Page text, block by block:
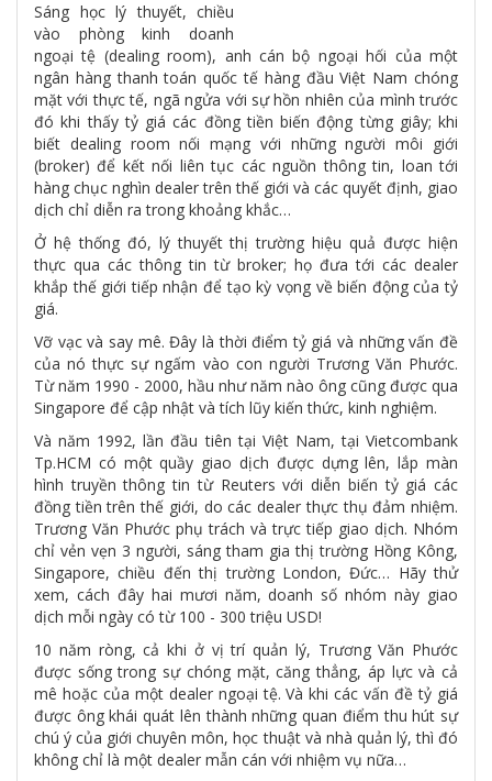
Sáng học lý thuyết, chiều
vào phòng kinh doanh
ngoại tệ (dealing room), anh cán bộ ngoại hối của một
ngân hàng thanh toán quốc tế hàng đầu Việt Nam chóng
mặt với thực tế, ngã ngửa với sự hồn nhiên của mình trước
đó khi thấy tỷ giá các đồng tiền biến động từng giây; khi
biết dealing room nối mạng với những người môi giới
(broker) để kết nối liên tục các nguồn thông tin, loan tới
hàng chục nghìn dealer trên thế giới và các quyết định, giao
dịch chỉ diễn ra trong khoảng khắc…
Ở hệ thống đó, lý thuyết thị trường hiệu quả được hiện
thực qua các thông tin từ broker; họ đưa tới các dealer
khắp thế giới tiếp nhận để tạo kỳ vọng về biến động của tỷ
giá.
Vỡ vạc và say mê. Đây là thời điểm tỷ giá và những vấn đề
của nó thực sự ngấm vào con người Trương Văn Phước.
Từ năm 1990 - 2000, hầu như năm nào ông cũng được qua
Singapore để cập nhật và tích lũy kiến thức, kinh nghiệm.
Và năm 1992, lần đầu tiên tại Việt Nam, tại Vietcombank
Tp.HCM có một quầy giao dịch được dựng lên, lắp màn
hình truyền thông tin từ Reuters với diễn biến tỷ giá các
đồng tiền trên thế giới, do các dealer thực thụ đảm nhiệm.
Trương Văn Phước phụ trách và trực tiếp giao dịch. Nhóm
chỉ vẻn vẹn 3 người, sáng tham gia thị trường Hồng Kông,
Singapore, chiều đến thị trường London, Đức… Hãy thử
xem, cách đây hai mươi năm, doanh số nhóm này giao
dịch mỗi ngày có từ 100 - 300 triệu USD!
10 năm ròng, cả khi ở vị trí quản lý, Trương Văn Phước
được sống trong sự chóng mặt, căng thẳng, áp lực và cả
mê hoặc của một dealer ngoại tệ. Và khi các vấn đề tỷ giá
được ông khái quát lên thành những quan điểm thu hút sự
chú ý của giới chuyên môn, học thuật và nhà quản lý, thì đó
không chỉ là một dealer mẫn cán với nhiệm vụ nữa…